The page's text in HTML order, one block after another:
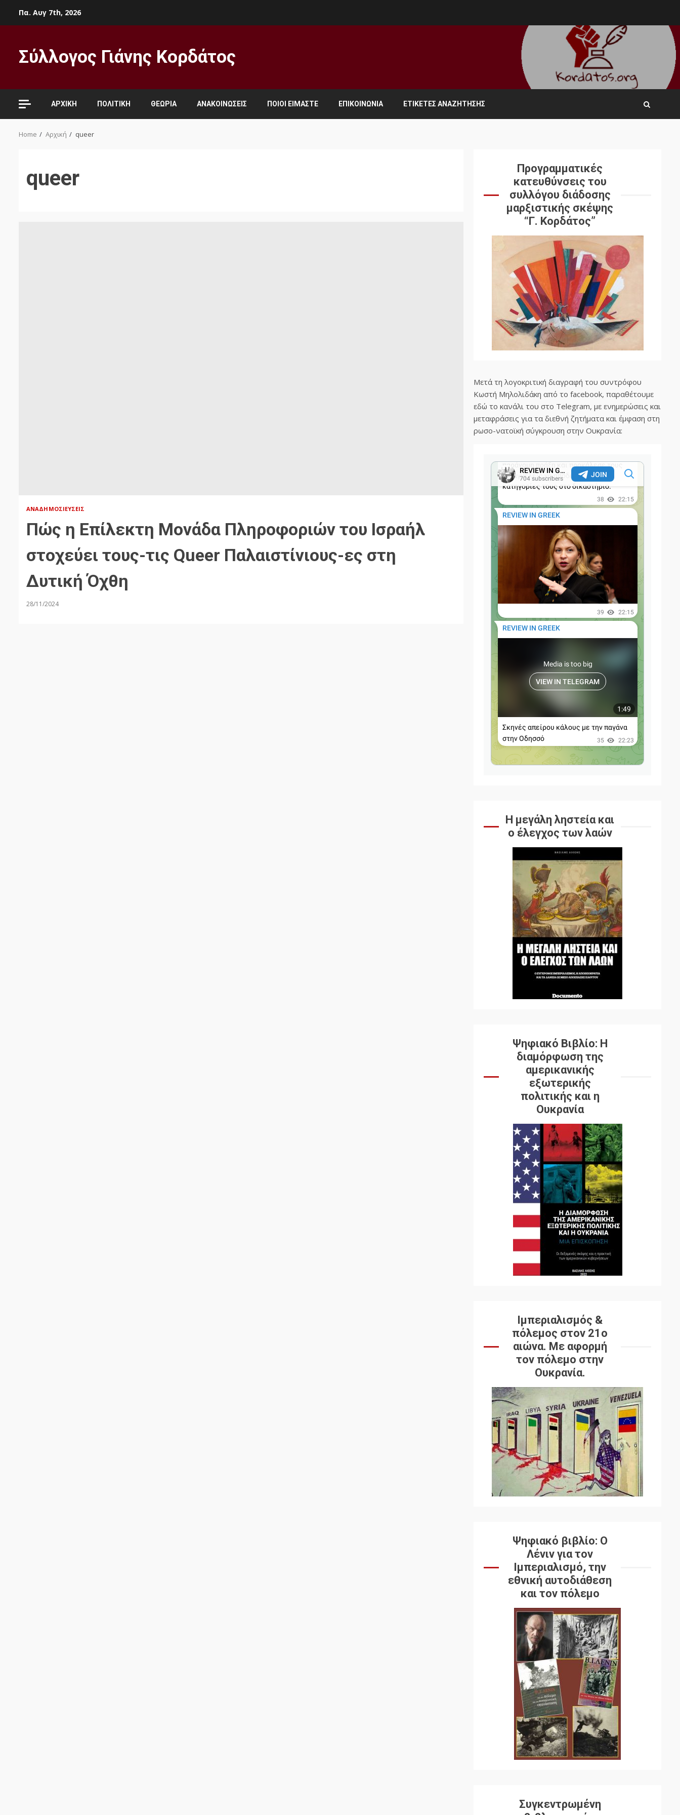
Πα. Αυγ 7th, 2026
Σύλλογος Γιάνης Κορδάτος
ΑΡΧΙΚΉ ΠΟΛΙΤΙΚΉ ΘΕΩΡΊΑ ΑΝΑΚΟΙΝΏΣΕΙΣ ΠΟΙΟΙ ΕΊΜΑΣΤΕ ΕΠΙΚΟΙΝΩΝΊΑ ΕΤΙΚΈΤΕΣ ΑΝΑΖΉΤΗΣΗΣ
Home Αρχική queer
queer
ΑΝΑΔΗΜΟΣΙΕΎΣΕΙΣ
Πώς η Επίλεκτη Μονάδα Πληροφοριών του Ισραήλ
στοχεύει τους-τις Queer Παλαιστίνιους-ες στη
Δυτική Όχθη
28/11/2024
Προγραμματικές
κατευθύνσεις του
συλλόγου διάδοσης
μαρξιστικής σκέψης
“Γ. Κορδάτος”
Μετά τη λογοκριτική διαγραφή του συντρόφου
Κωστή Μηλολιδάκη από το facebook, παραθέτουμε
εδώ το κανάλι του στο Telegram, με ενημερώσεις και
μεταφράσεις για τα διεθνή ζητήματα και έμφαση στη
ρωσο-νατοϊκή σύγκρουση στην Ουκρανία:
Η μεγάλη ληστεία και
ο έλεγχος των λαών
Ψηφιακό Βιβλίο: Η
διαμόρφωση της
αμερικανικής
εξωτερικής
πολιτικής και η
Ουκρανία
Ιμπεριαλισμός &
πόλεμος στον 21ο
αιώνα. Mε αφορμή
τον πόλεμο στην
Ουκρανία.
Ψηφιακό βιβλίο: Ο
Λένιν για τον
Ιμπεριαλισμό, την
εθνική αυτοδιάθεση
και τον πόλεμο
Συγκεντρωμένη